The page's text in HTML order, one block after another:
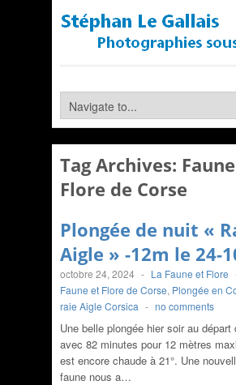
Tag Archives:
Flore de Corse
Plongée de nuit «
Aigle » -12m le 24-
octobre 24, 2024 - La Faune et Flore
Faune et Flore de Corse, Plongée en
raie Aigle Corsica - no comments
Une belle plongée hier soir au départ
avec 82 minutes pour 12 mètres
est encore chaude à 21°. Une
faune nous a…